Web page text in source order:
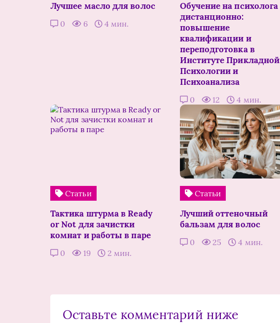
Лучшее масло для волос
0 6 4 мин.
Обучение на психолога
дистанционно:
повышение
квалификации и
переподготовка в
Институте Прикладной
Психологии и
Психоанализа
0 12 4 мин.
Статьи
Тактика штурма в Ready
or Not для зачистки
комнат и работы в паре
0 19 2 мин.
Статьи
Лучший оттеночный
бальзам для волос
0 25 4 мин.
Оставьте комментарий ниже